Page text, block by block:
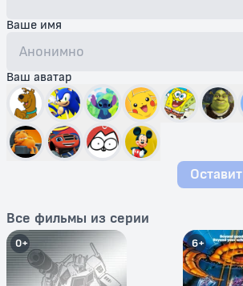
Ваше имя
Ваш аватар
Все фильмы из серии
0+ 6+